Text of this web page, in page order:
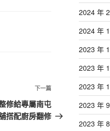
下
一
篇
下一篇
修給專屬南屯
搭配廚房翻修
2024 年
2024 年
2023 年
2023 年
2023 年
2023 年
2023 年